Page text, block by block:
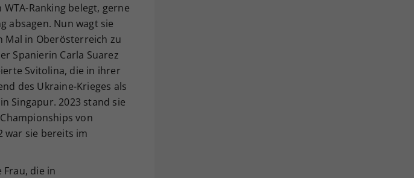
Ranking belegt, gerne
absagen. Nun wagt sie
Mal in Oberösterreich zu
Spanierin Carla Suarez
Svitolina, die in ihrer
des Ukraine-Krieges als
Singapur. 2023 stand sie
von
war sie bereits im
die in